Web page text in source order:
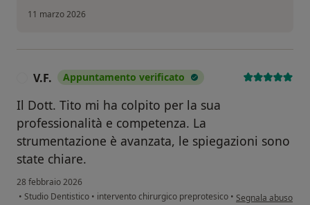
11 marzo 2026
V.F. Appuntamento verificato
Il Dott. Tito mi ha colpito per la sua
professionalità e competenza. La
strumentazione è avanzata, le spiegazioni sono
state chiare.
28 febbraio 2026
• Studio Dentistico • intervento chirurgico preprotesico • secondo l'opinione
Segnala abuso